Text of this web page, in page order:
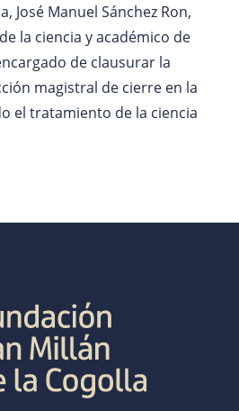
José Manuel Sánchez Ron,
la ciencia y académico de
de clausurar la
magistral de cierre en la
el tratamiento de la ciencia